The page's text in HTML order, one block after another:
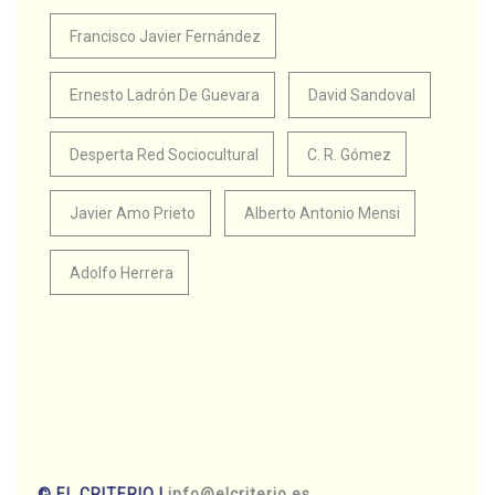
Francisco Javier Fernández
Ernesto Ladrón De Guevara David Sandoval
Desperta Red Sociocultural C. R. Gómez
Javier Amo Prieto Alberto Antonio Mensi
Adolfo Herrera